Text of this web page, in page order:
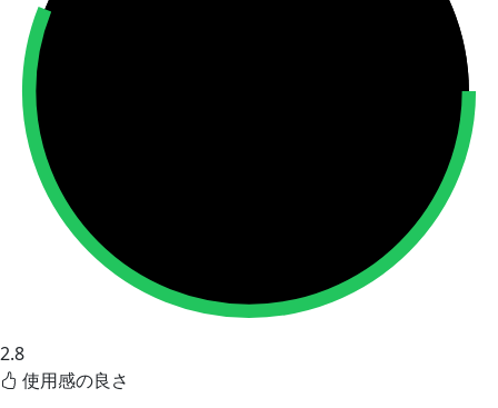
2.8
使用感の良さ